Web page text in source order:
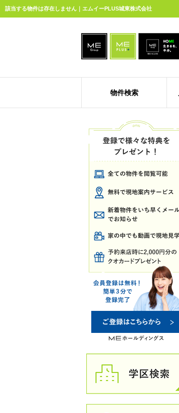
該当する物件は存在しません｜エムイーPLUS城東株式会社
物件検索